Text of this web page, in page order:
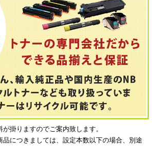
掛りますのでご案内致します。
につきましては、設定本数以下の場合、別途